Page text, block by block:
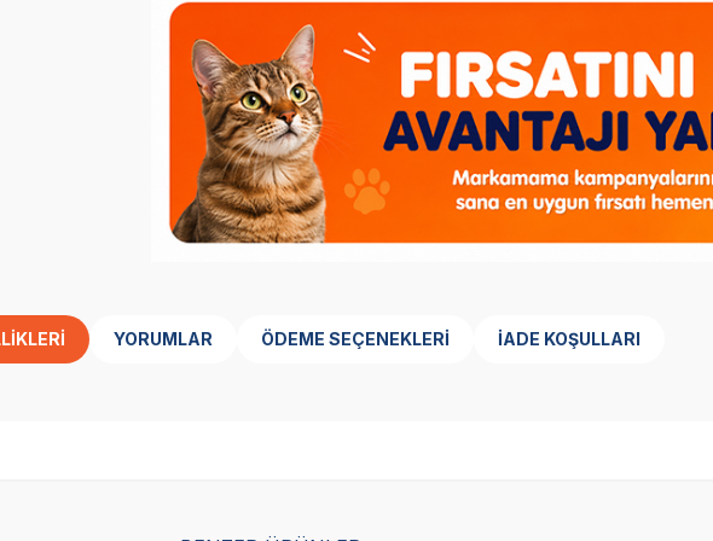
YORUMLAR ÖDEME SEÇENEKLERI İADE KOŞULLARI